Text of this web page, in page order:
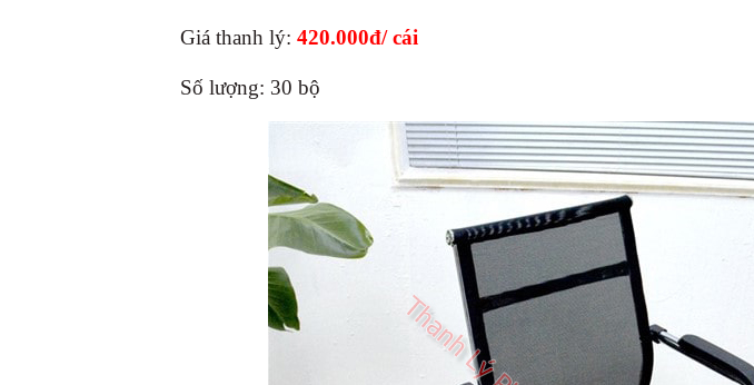
Giá thanh lý: 420.000đ/ cái
Số lượng: 30 bộ